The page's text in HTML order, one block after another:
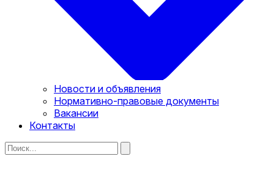
Новости и объявления
Нормативно-правовые документы
Вакансии
Контакты